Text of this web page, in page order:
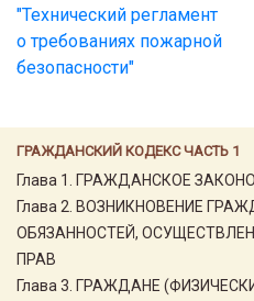
ГРАЖДАНСКИЙ КОДЕКС ЧАСТЬ 1
Глава 1. ГРАЖДАНСКОЕ
Глава 2. ВОЗНИКНОВЕНИЕ
ОБЯЗАННОСТЕЙ,
ПРАВ
Глава 3. ГРАЖДАНЕ
"Технический регламент
о требованиях пожарной
безопасности"